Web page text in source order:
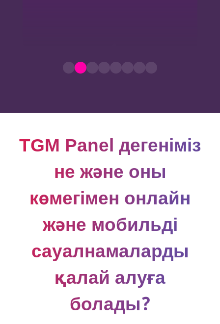
TGM Panel дегеніміз
не және оның
көмегімен онлайн
және мобильді
сауалнамаларды
қалай алуға
болады?